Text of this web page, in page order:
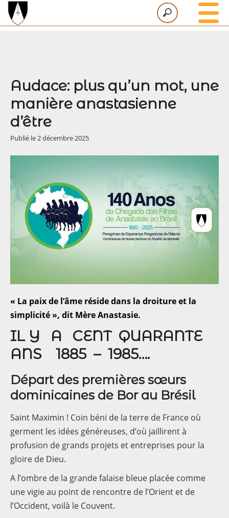
Œuvres
Missions
Hébergements
Actualités
Audace: plus qu’un mot, une
manière anastasienne
d’être
Publié le 2 décembre 2025
« La paix de l’âme réside dans la droiture et la
simplicité », dit Mère Anastasie.
IL Y A CENT QUARANTE
ANS 1885 – 1985….
Départ des premières sœurs
dominicaines de Bor au Brésil
Saint Maximin ! Coin béni de la terre de France où
germent les idées généreuses, d’où jaillirent à
profusion de grands projets et entreprises pour la
gloire de Dieu.
A l’ombre de la grande falaise bleue placée comme
une vigie au point de rencontre de l’Orient et de
l’Occident, voilà le Couvent.